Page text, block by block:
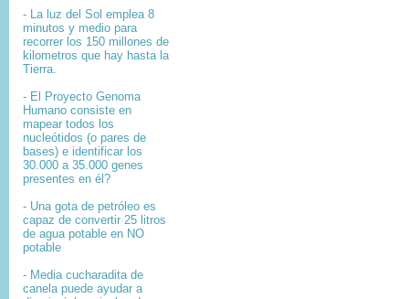
- La luz del Sol emplea 8
minutos y medio para
recorrer los 150 millones de
kilometros que hay hasta la
Tierra.
- El
Proyecto Genoma
Humano consiste en
mapear todos los
nucleótidos (o pares de
bases) e identificar los
30.000 a 35.000 genes
presentes en él?
- Una gota de petróleo es
capaz de convertir 25 litros
de agua potable en NO
potable
- Media cucharadita de
canela puede ayudar a